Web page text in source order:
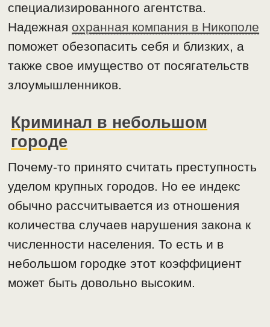
специализированного агентства.
Надежная охранная компания в Никополе
поможет обезопасить себя и близких, а
также свое имущество от посягательств
злоумышленников.
Криминал в небольшом
городе
Почему-то принято считать преступность
уделом крупных городов. Но ее индекс
обычно рассчитывается из отношения
количества случаев нарушения закона к
численности населения. То есть и в
небольшом городке этот коэффициент
может быть довольно высоким.